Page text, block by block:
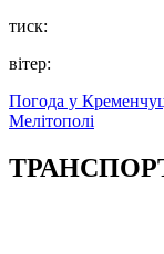
тиск:
вітер:
Погода у
Мелітополі